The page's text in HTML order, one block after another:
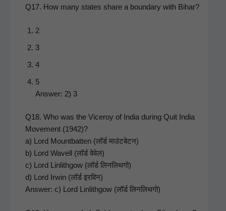
Q17. How many states share a bound­ary with Bihar?
2
3
4
5
Answer: 2) 3
Q18. Who was the Viceroy of India dur­ing Quit India
Move­ment (1942)?
a) Lord Mount­bat­ten (लॉर्ड माउंटबेटन)
b) Lord Wavell (लॉर्ड वेवेल)
c) Lord Lin­lith­gow (लॉर्ड लिनलिथगो)
d) Lord Irwin (लॉर्ड इरविन)
Answer: c) Lord Lin­lith­gow (लॉर्ड लिनलिथगो)